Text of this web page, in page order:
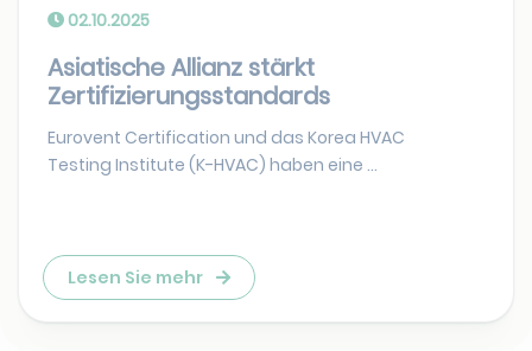
02.10.2025
Asiatische Allianz stärkt
Zertifizierungsstandards
Eurovent Certification und das Korea HVAC
Testing Institute (K-HVAC) haben eine ...
Lesen Sie mehr